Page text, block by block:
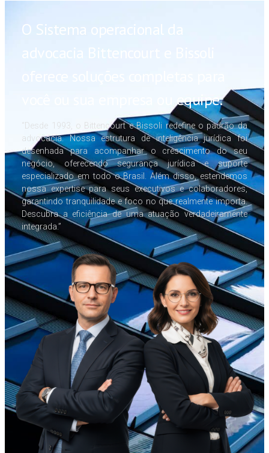
O Sistema operacional da
advocacia Bittencourt e Bissoli
você ou sua empresa ou equipe.
“Desde 1993, o Bittencourt e Bissoli redefine o padrão da
advocacia. Nossa estrutura de inteligência jurídica foi
desenhada para acompanhar o crescimento do seu
negócio, oferecendo segurança jurídica e suporte
especializado em todo o Brasil. Além disso, estendemos
nossa expertise para seus executivos e colaboradores,
garantindo tranquilidade e foco no que realmente importa.
Descubra a eficiência de uma atuação verdadeiramente
integrada.”